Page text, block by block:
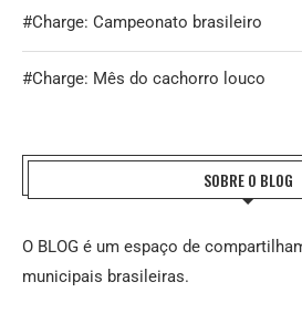
#Charge: Campeonato brasileiro
#Charge: Mês do cachorro louco
SOBRE O BLOG
O BLOG é um espaço de
municipais brasileiras.